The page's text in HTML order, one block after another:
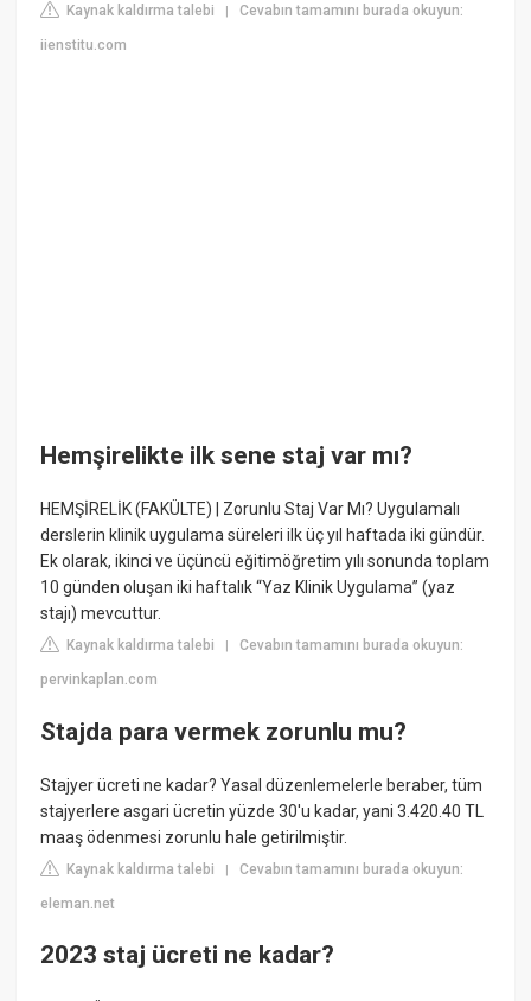
Kaynak kaldırma talebi |Cevabın tamamını burada okuyun:
iienstitu.com
Hemşirelikte ilk sene staj var mı?
HEMŞİRELİK (FAKÜLTE) | Zorunlu Staj Var Mı? Uygulamalı
derslerin klinik uygulama süreleri ilk üç yıl haftada iki gündür.
Ek olarak, ikinci ve üçüncü eğitimöğretim yılı sonunda toplam
10 günden oluşan iki haftalık “Yaz Klinik Uygulama” (yaz
stajı) mevcuttur.
Kaynak kaldırma talebi |Cevabın tamamını burada okuyun:
pervinkaplan.com
Stajda para vermek zorunlu mu?
Stajyer ücreti ne kadar? Yasal düzenlemelerle beraber, tüm
stajyerlere asgari ücretin yüzde 30'u kadar, yani 3.420.40 TL
maaş ödenmesi zorunlu hale getirilmiştir.
Kaynak kaldırma talebi |Cevabın tamamını burada okuyun:
eleman.net
2023 staj ücreti ne kadar?